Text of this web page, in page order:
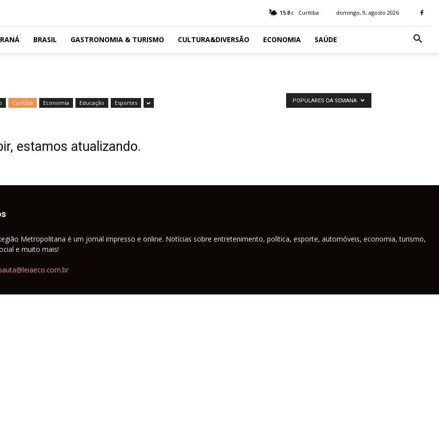
15.8 C Curitiba domingo, 9, agosto 2026
BRASIL GASTRONOMIA & TURISMO CULTURA&DIVERSÃO ECONOMIA SAÚDE
Curitiba Economia Educação Esportes POPULARES DA SEMANA
estamos atualizando.
Metropolitana é um jornal impresso e online. Notícias sobre entretenimento, política, esporte, automóveis, economia, turismo,
e muito mais!